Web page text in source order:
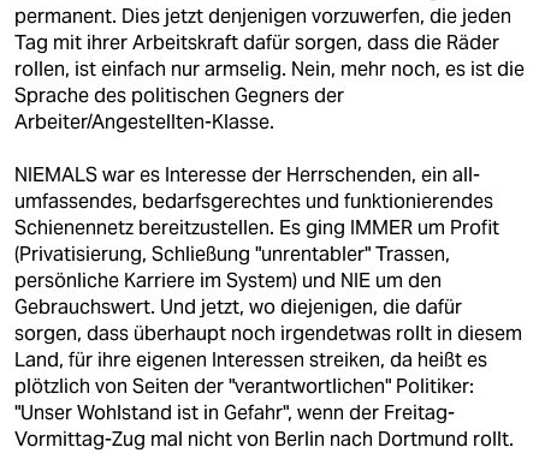
permanent. Dies jetzt denjenigen vorzuwerfen, die jeden
Tag mit ihrer Arbeitskraft dafür sorgen, dass die Räder
rollen, ist einfach nur armselig. Nein, mehr noch, es ist die
Sprache des politischen Gegners der
Arbeiter/Angestellten-Klasse.
NIEMALS war es Interesse der Herrschenden, ein all-
umfassendes, bedarfsgerechtes und funktionierendes
Schienennetz bereitzustellen. Es ging IMMER um Profit
(Privatisierung, Schließung "unrentabler" Trassen,
persönliche Karriere im System) und NIE um den
Gebrauchswert. Und jetzt, wo diejenigen, die dafür
sorgen, dass überhaupt noch irgendetwas rollt in diesem
Land, für ihre eigenen Interessen streiken, da heißt es
plötzlich von Seiten der "verantwortlichen" Politiker:
"Unser Wohlstand ist in Gefahr", wenn der Freitag-
Vormittag-Zug mal nicht von Berlin nach Dortmund rollt.